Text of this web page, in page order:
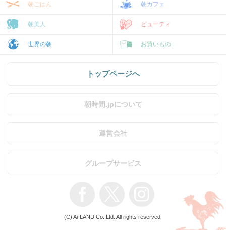
朝ごはん 朝カフェ
朝美人 ビューティ
世界の朝 お買いもの
トップページへ
朝時間.jpについて
運営会社
グループサービス
(C) Ai-LAND Co.,Ltd. All rights reserved.